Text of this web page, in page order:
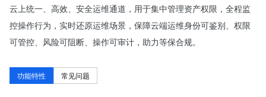
云上统一、高效、安全运维通道，用于集中管理资产权限，全程监
控操作行为，实时还原运维场景，保障云端运维身份可鉴别、权限
可管控、风险可阻断、操作可审计，助力等保合规。
功能特性 常见问题